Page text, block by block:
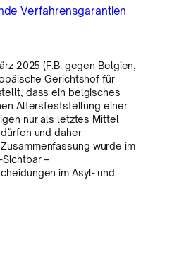
Verfahrensgarantien
2025 (F.B. gegen Belgien,
Gerichtshof für
dass ein belgisches
Altersfeststellung einer
nur als letztes Mittel
und daher
wurde im
–
im Asyl- und…